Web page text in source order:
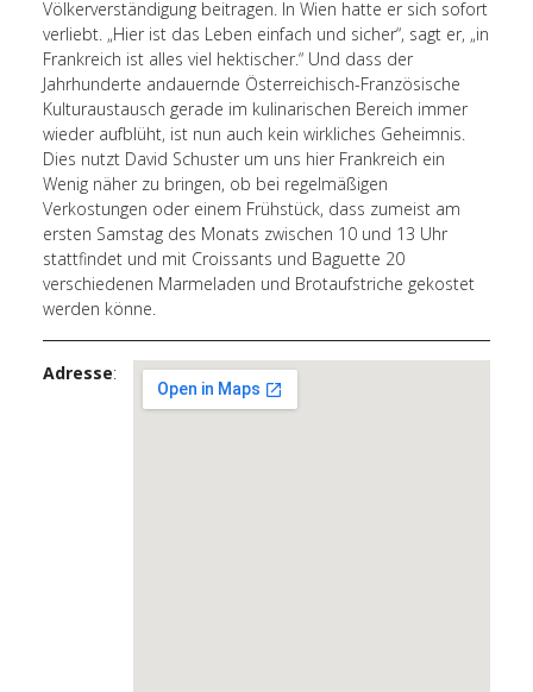
Völkerverständigung beitragen. In Wien hatte er sich sofort
verliebt. „Hier ist das Leben einfach und sicher“, sagt er, „in
Frankreich ist alles viel hektischer.“ Und dass der
Jahrhunderte andauernde Österreichisch-Französische
Kulturaustausch gerade im kulinarischen Bereich immer
wieder aufblüht, ist nun auch kein wirkliches Geheimnis.
Dies nutzt David Schuster um uns hier Frankreich ein
Wenig näher zu bringen, ob bei regelmäßigen
Verkostungen oder einem Frühstück, dass zumeist am
ersten Samstag des Monats zwischen 10 und 13 Uhr
stattfindet und mit Croissants und Baguette 20
verschiedenen Marmeladen und Brotaufstriche gekostet
werden könne.
Adresse: